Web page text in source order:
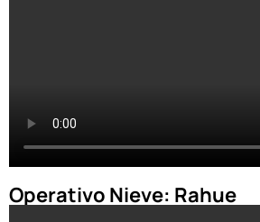
Operativo Nieve: Rahue